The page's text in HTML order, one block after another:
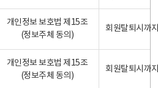
개인정보 보호법 제15조
(정보주체 동의)
회원탈퇴시까
개인정보 보호법 제15조
(정보주체 동의)
회원탈퇴시까